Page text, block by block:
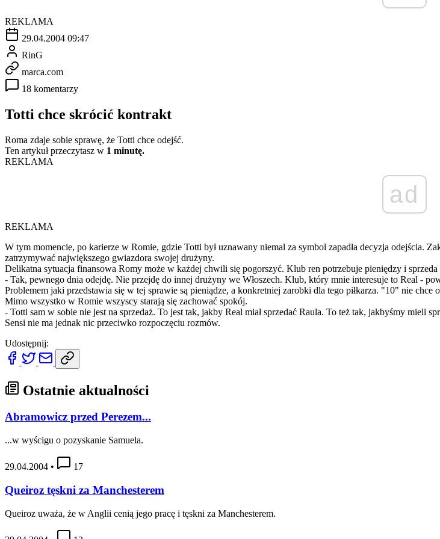
REKLAMA
29.04.2004 09:47
RinG
marca.com
18 komentarzy
Totti chce skrócić kontrakt
Roma zdaje sobie sprawę, że Totti chce odejść.
Ten artykuł przeczytasz w 1 minutę.
REKLAMA
ad
REKLAMA
W tym momencie, po karierze w Romie, gdzie Totti był uznawany niemal za symbol zapadła decyzja odejścia.
zatrzymywać największego gwiazdora swojej drużyny.
Delikatna sytuacja finansowa Romy może w każdej chwili się pogorszyć. Klub ren potrzebuje pieniędzy i
- Tak, pewnego dnia odejdę. Nie przejdę do innej drużyny we Włoszech. Klub, który mnie interesuje to Real -
Problemem jaki przedstawia się w tej sprawie są pieniądze, a konkretniej zarobki dla tego piłkarza. "10" nie
Mimo wszystko w Romie wszyscy starają się zachować spokój.
- Totti sam w sobie nie jest na sprzedaż. To jest tak, jakby Real miał sprzedać Raula. To też tak, jakbyśmy mieli
Sensi nie ma jednak nic przeciwko rozpoczęciu rozmów.
Udostępnij:
Ostatnie aktualności
Abramowicz przed Perezem...
...w wyścigu o pozyskanie Samuela.
29.04.2004 • 17
Queiroz tęskni za Manchesterem
Queiroz uważa, że w Anglii cenią jego pracę i tęskni za Manchesterem.